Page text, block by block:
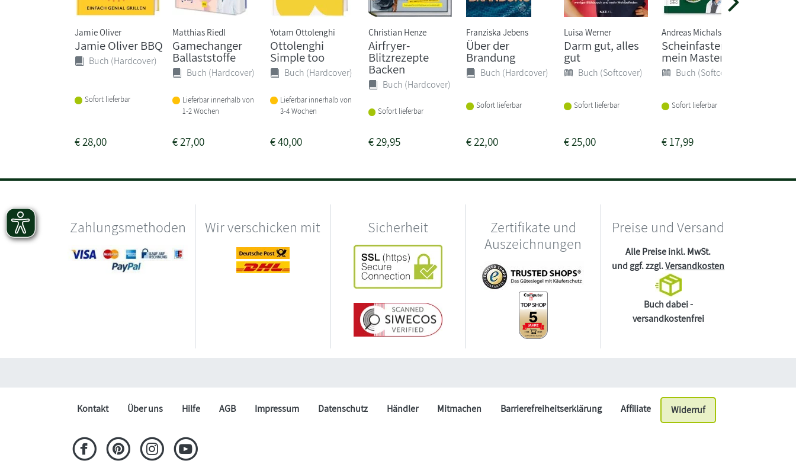
Jamie Oliver
Jamie Oliver BBQ
Buch (Hardcover)
Sofort lieferbar
€28,00
Matthias Riedl
Gamechanger
Ballaststoffe
Buch (Hardcover)
Lieferbar innerhalb von
1-2 Wochen
€27,00
Yotam Ottolenghi
Ottolenghi
Simple too
Buch (Hardcover)
Lieferbar innerhalb von
3-4 Wochen
€40,00
Christian Henze
Airfryer-
Blitzrezepte
Backen
Buch (Hardcover)
Sofort lieferbar
€29,95
Franziska Jebens
Über der
Brandung
Buch (Hardcover)
Sofort lieferbar
€22,00
Luisa Werner
Darm gut, alles
gut
Buch (Softcover)
Sofort lieferbar
€25,00
Andreas Michalsen
Scheinfasten -
mein Masterplan
Buch (Softcover)
Sofort lieferbar
€17,99
Zahlungsmethoden Wir verschicken mit Sicherheit
Zertifikate und
Auszeichnungen
Preise und Versand
Alle Preise inkl. MwSt.
und ggf. zzgl.Versandkosten
Buch dabei -
versandkostenfrei
Kontakt Über uns Hilfe AGB Impressum Datenschutz Händler Mitmachen Barrierefreiheitserklärung Affiliate Widerruf